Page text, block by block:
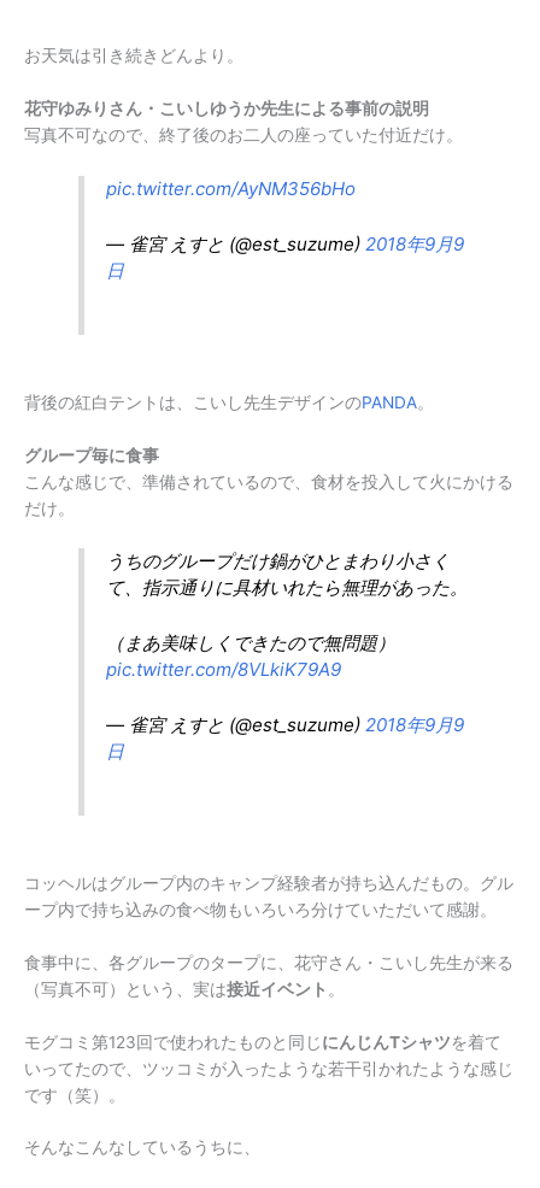
お天気は引き続きどんより。
花守ゆみりさん・こいしゆうか先生による事前の説明
写真不可なので、終了後のお二人の座っていた付近だけ。
pic.twitter.com/AyNM356bHo
— 雀宮 えすと (@est_suzume)2018年9月9
日
背後の紅白テントは、こいし先生デザインのPANDA。
グループ毎に食事
こんな感じで、準備されているので、食材を投入して火にかける
だけ。
うちのグループだけ鍋がひとまわり小さく
て、指示通りに具材いれたら無理があった。
（まあ美味しくできたので無問題）
pic.twitter.com/8VLkiK79A9
— 雀宮 えすと (@est_suzume)2018年9月9
日
コッヘルはグループ内のキャンプ経験者が持ち込んだもの。グル
ープ内で持ち込みの食べ物もいろいろ分けていただいて感謝。
食事中に、各グループのタープに、花守さん・こいし先生が来る
（写真不可）という、実は接近イベント 。
モグコミ第123回で使われたものと同じにんじんTシャツを着て
いってたので、ツッコミが入ったような若干引かれたような感じ
です（笑）。
そんなこんなしているうちに、